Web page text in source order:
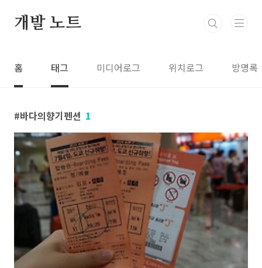
개발 노트
홈 태그 미디어로그 위치로그 방명록
바다의향기펜션 1